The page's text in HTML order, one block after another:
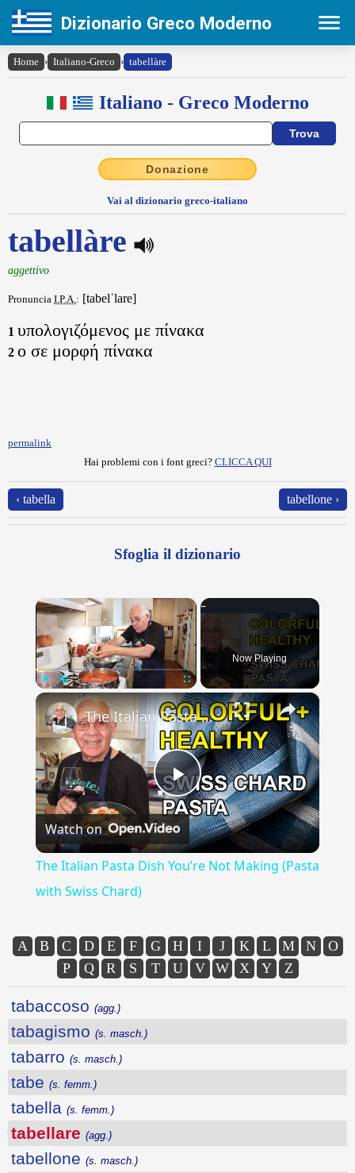
Dizionario Greco Moderno
Home › Italiano-Greco › tabellàre
Italiano - Greco Moderno
Donazione
Vai al dizionario greco-italiano
tabellàre
aggettivo
Pronuncia I.P.A.: [tabelˈlare]
1 υπολογιζόμενος με πίνακα
2 ο σε μορφή πίνακα
permalink
Hai problemi con i font greci? CLICCA QUI
‹ tabella tabellone ›
Sfoglia il dizionario
×
Unmute Fullscreen
Now Playing
×
Play
Video
The Italian Pasta Dish You’re Not Making (Pasta with Swiss Chard)
Watch on
The Italian Pasta Dish You’re Not Making (Pasta
with Swiss Chard)
A B C D E F G H I J K L M N
O
P
Q R S T U V W X Y Z
tabaccoso (agg.)
tabagismo (s. masch.)
tabarro (s. masch.)
tabe (s. femm.)
tabella (s. femm.)
tabellare (agg.)
tabellone (s. masch.)